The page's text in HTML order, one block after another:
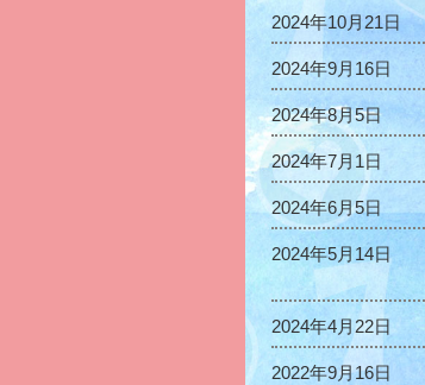
2024年10月21日
2024年9月16日
2024年8月5日
2024年7月1日
2024年6月5日
2024年5月14日
2024年4月22日
2022年9月16日